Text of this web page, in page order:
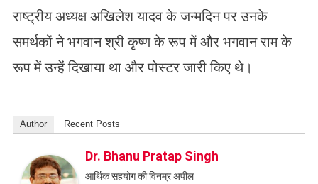
राष्ट्रीय अध्यक्ष अखिलेश यादव के जन्मदिन पर उनके
समर्थकों ने भगवान श्री कृष्ण के रूप में और भगवान राम के
रूप में उन्हें दिखाया था और पोस्टर जारी किए थे।
Author Recent Posts
Dr. Bhanu Pratap Singh
आर्थिक सहयोग की विनम्र अपील